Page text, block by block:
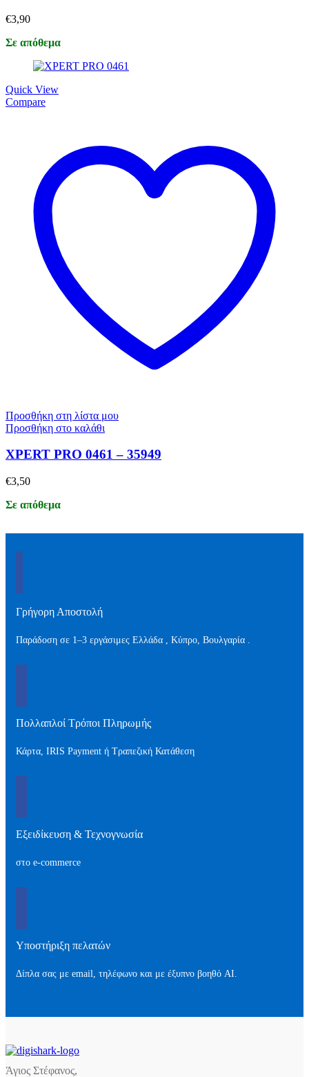
€3,90
Σε απόθεμα
Quick View
Compare
Προσθήκη στη λίστα μου
Προσθήκη στο καλάθι
XPERT PRO 0461 – 35949
€3,50
Σε απόθεμα
Γρήγορη Αποστολή
Παράδοση σε 1–3 εργάσιμες Ελλάδα , Kύπρο, Βουλγαρία .
Πολλαπλοί Τρόποι Πληρωμής
Κάρτα, IRIS Payment ή Τραπεζική Κατάθεση
Εξειδίκευση & Τεχνογνωσία
στο e-commerce
Υποστήριξη πελατών
Δίπλα σας με email, τηλέφωνο και με έξυπνο βοηθό AI.
Άγιος Στέφανος,